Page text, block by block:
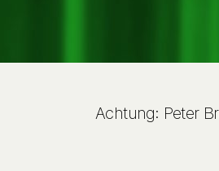
Achtung: Peter